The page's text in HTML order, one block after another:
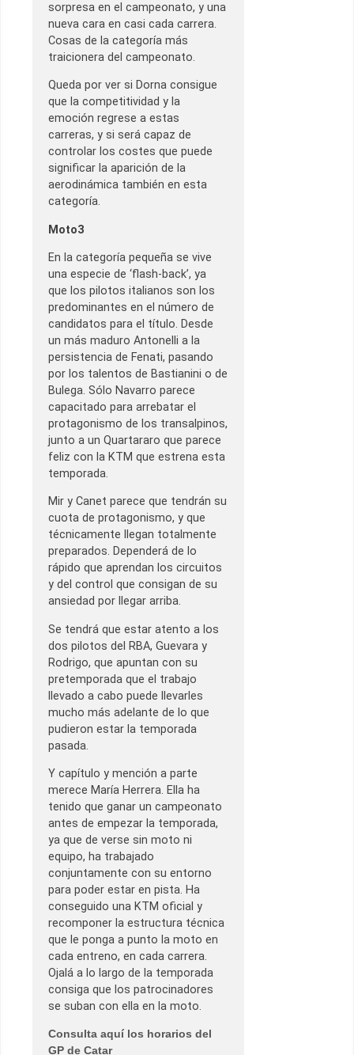
sorpresa en el campeonato, y una
nueva cara en casi cada carrera.
Cosas de la categoría más
traicionera del campeonato.
Queda por ver si Dorna consigue
que la competitividad y la
emoción regrese a estas
carreras, y si será capaz de
controlar los costes que puede
significar la aparición de la
aerodinámica también en esta
categoría.
Moto3
En la categoría pequeña se vive
una especie de ‘flash-back’, ya
que los pilotos italianos son los
predominantes en el número de
candidatos para el título. Desde
un más maduro Antonelli a la
persistencia de Fenati, pasando
por los talentos de Bastianini o de
Bulega. Sólo Navarro parece
capacitado para arrebatar el
protagonismo de los transalpinos,
junto a un Quartararo que parece
feliz con la KTM que estrena esta
temporada.
Mir y Canet parece que tendrán su
cuota de protagonismo, y que
técnicamente llegan totalmente
preparados. Dependerá de lo
rápido que aprendan los circuitos
y del control que consigan de su
ansiedad por llegar arriba.
Se tendrá que estar atento a los
dos pilotos del RBA, Guevara y
Rodrigo, que apuntan con su
pretemporada que el trabajo
llevado a cabo puede llevarles
mucho más adelante de lo que
pudieron estar la temporada
pasada.
Y capítulo y mención a parte
merece María Herrera. Ella ha
tenido que ganar un campeonato
antes de empezar la temporada,
ya que de verse sin moto ni
equipo, ha trabajado
conjuntamente con su entorno
para poder estar en pista. Ha
conseguido una KTM oficial y
recomponer la estructura técnica
que le ponga a punto la moto en
cada entreno, en cada carrera.
Ojalá a lo largo de la temporada
consiga que los patrocinadores
se suban con ella en la moto.
Consulta aquí los horarios del
GP de Catar